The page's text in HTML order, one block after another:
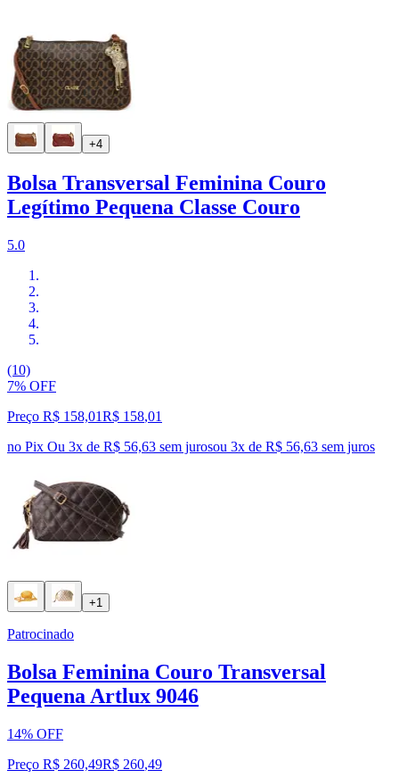
+4
Bolsa Transversal Feminina Couro
Legítimo Pequena Classe Couro
5.0
(10)
7% OFF
Preço R$ 158,01R$ 158,01
no Pix Ou 3x de R$ 56,63 sem jurosou 3x de R$ 56,63 sem juros
+1
Patrocinado
Bolsa Feminina Couro Transversal
Pequena Artlux 9046
14% OFF
Preço R$ 260,49R$ 260,49